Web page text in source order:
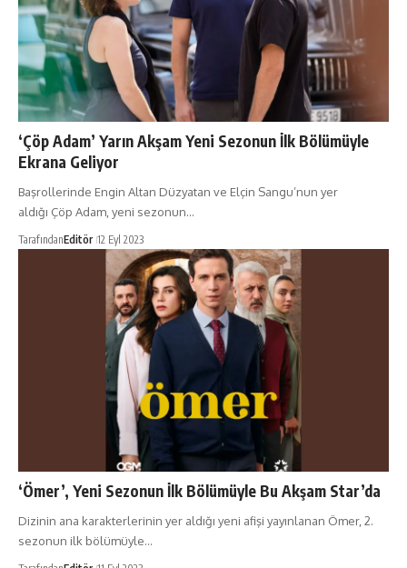
‘Çöp Adam’ Yarın Akşam Yeni Sezonun İlk Bölümüyle
Ekrana Geliyor
Başrollerinde Engin Altan Düzyatan ve Elçin Sangu’nun yer
aldığı Çöp Adam, yeni sezonun…
TarafındanEditör 12 Eyl 2023
‘Ömer’, Yeni Sezonun İlk Bölümüyle Bu Akşam Star’da
Dizinin ana karakterlerinin yer aldığı yeni afişi yayınlanan Ömer, 2.
sezonun ilk bölümüyle…